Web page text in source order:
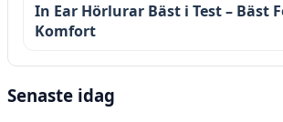
In Ear Hörlurar Bäst i Test – Bäst
Komfort
Senaste idag